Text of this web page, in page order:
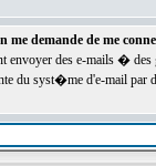
demande de me
des e-mails �
syst�me d'e-mail par